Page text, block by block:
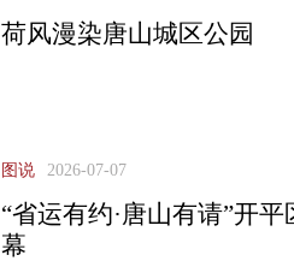
荷风漫染唐山城区公园
图说 2026-07-07
“省运有约·唐山有请”开
幕